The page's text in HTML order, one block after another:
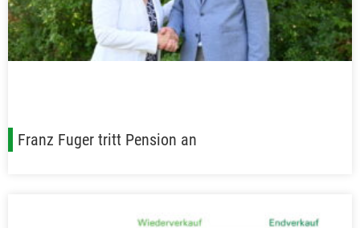
Franz Fuger tritt Pension an